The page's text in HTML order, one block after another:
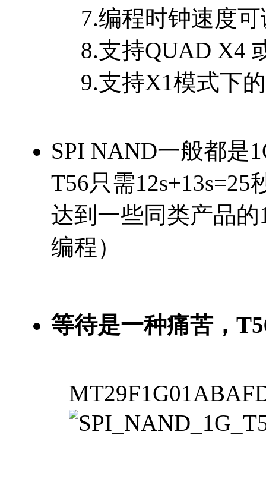
7.编程时钟速度可
8.支持QUAD X4 或
9.支持X1模式下的
SPI NAND一般都是
T56只需12s+13s=25
达到一些同类产品
编程）
等待是一种痛苦，